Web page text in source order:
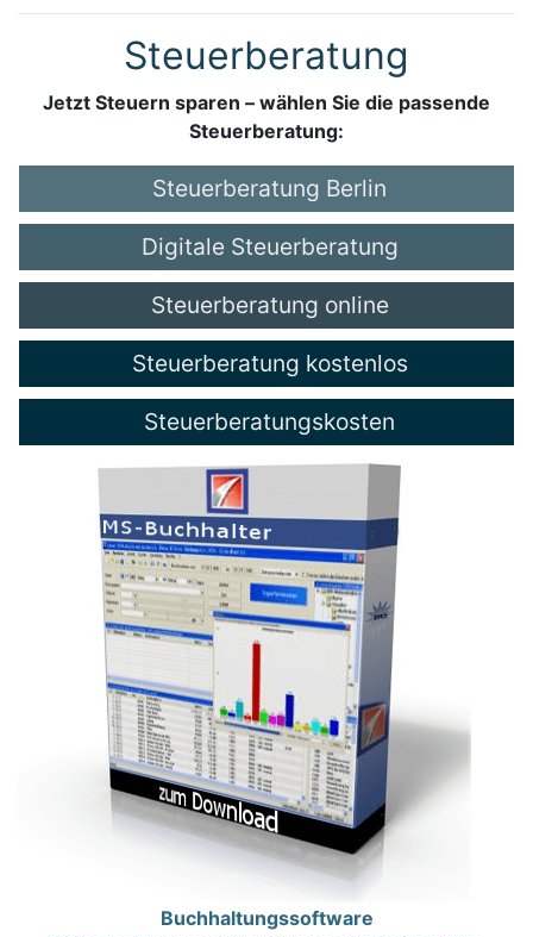
Steuerberatung
Jetzt Steuern sparen – wählen Sie die passende
Steuerberatung:
Steuerberatung Berlin
Digitale Steuerberatung
Steuerberatung online
Steuerberatung kostenlos
Steuerberatungskosten
Buchhaltungssoftware